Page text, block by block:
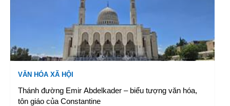
VĂN HÓA XÃ HỘI
Thánh đường Emir Abdelkader – biểu tượng văn hóa,
tôn giáo của Constantine